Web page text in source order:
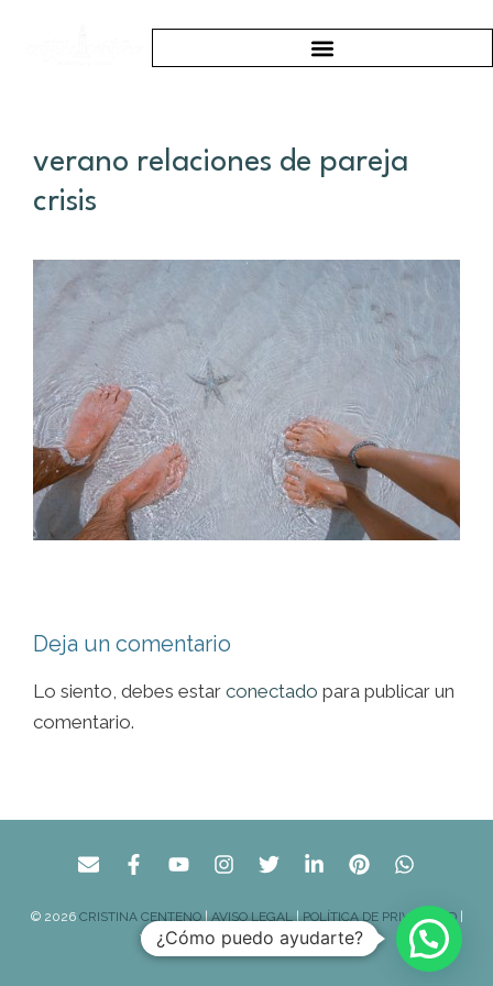
verano relaciones de pareja
crisis
Deja un comentario
Lo siento, debes estar conectado para publicar un
comentario.
© 2026 CRISTINA CENTENO| AVISO LEGAL| POLÍTICA DE PRIVACIDAD|
WEB DISEÑADA PORFRIKYMAMA
¿Cómo puedo ayudarte?